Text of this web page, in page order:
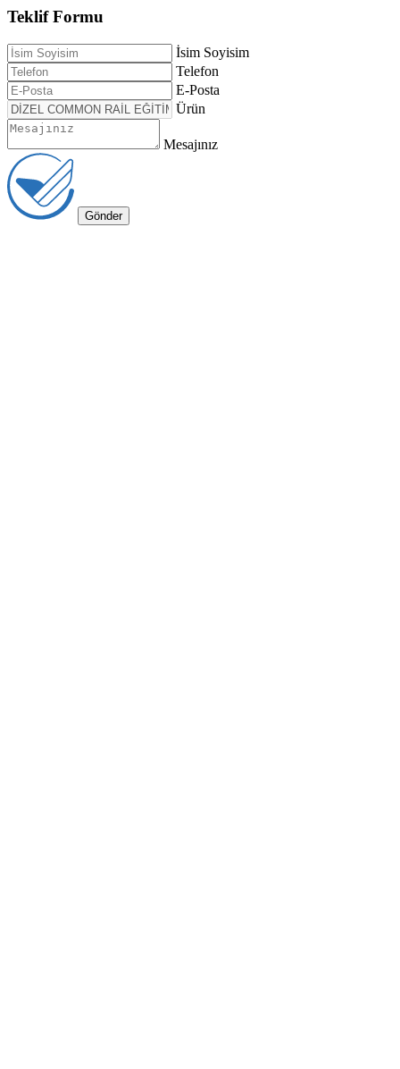
Teklif Formu
İsim Soyisim
Telefon
E-Posta
Ürün
Mesajınız
Gönder